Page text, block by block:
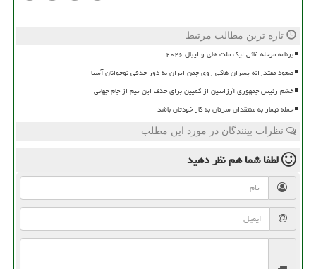
تازه ترین مطالب مرتبط
برنامه مرحله غائی لیگ ملت های والیبال ۲۰۲۶
صعود مقتدرانه پسران هاکی روی چمن ایران به دور حذفی نوجوانان آسیا
خشم رئیس جمهوری آرژانتین از کمپین برای حذف این تیم از جام جهانی
حمله نیمار به منتقدان سرتان به کار خودتان باشد
نظرات بینندگان در مورد این مطلب
لطفا شما همنظر دهید